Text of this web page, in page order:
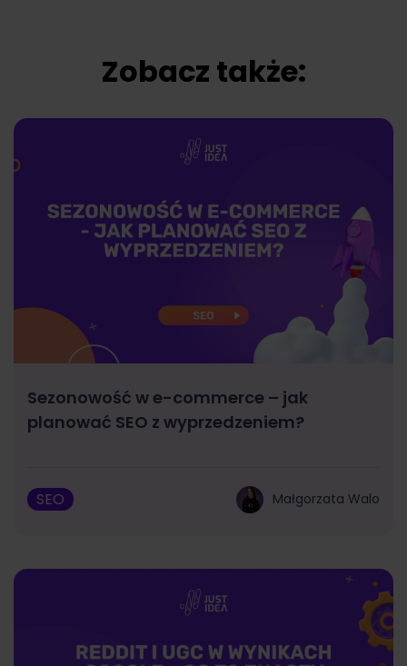
Zobacz także:
Sezonowość w e-commerce – jak
planować SEO z wyprzedzeniem?
SEO Małgorzata Walo